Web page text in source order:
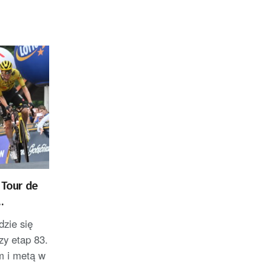
de
się
etap 83.
i metą w